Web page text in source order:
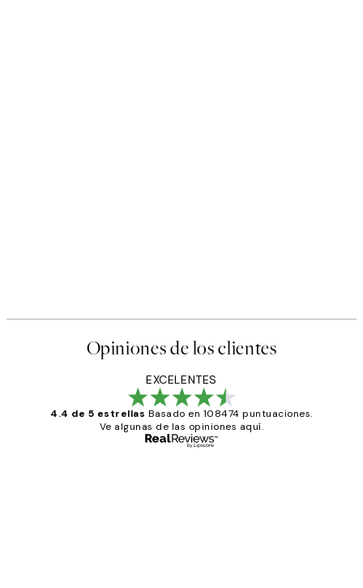
Opiniones de los clientes
EXCELENTES
4.4 de 5 estrellas Basado en 108474 puntuaciones.
Ve algunas de las opiniones aquí.